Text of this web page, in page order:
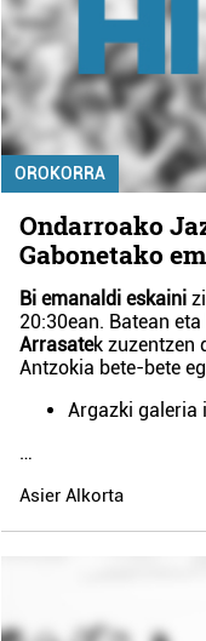
OROKORRA
Ondarroako
Gabonetako
Bi emanaldi eskaini
20:30ean. Batean
Arrasatek zuzentzen
Antzokia bete-bete
Argazki galeria
…
Asier Alkorta